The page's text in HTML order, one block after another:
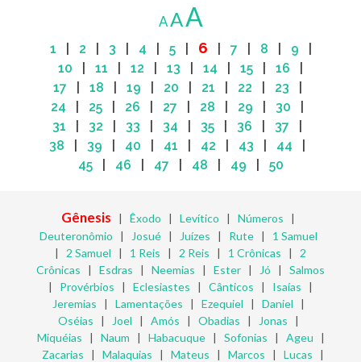
AAA
1 2 3 4 5| 6 7 8 9
10
11 12 13 14 15 16
17
18 19 20 21 22 23
24
25 26 27 28 29 30
31
32 33 34 35 36 37
38
39 40 41 42 43 44
45| 46 47 48 49 50
Gênesis | Êxodo | Levítico | Números |
Deuteronômio | Josué| Juízes | Rute| 1 Samuel
| 2 Samuel | 1 Reis | 2 Reis | 1 Crônicas | 2
Crônicas | Esdras | Neemias | Ester | Jó | Salmos
| Provérbios | Eclesiastes | Cânticos | Isaías |
Jeremias | Lamentações | Ezequiel | Daniel |
Oséias | Joel | Amós | Obadias | Jonas |
Miquéias | Naum | Habacuque| Sofonias | Ageu |
Zacarias | Malaquias | Mateus | Marcos | Lucas |